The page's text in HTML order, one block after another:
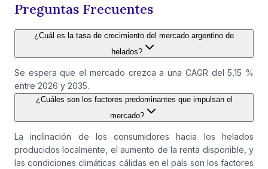
Preguntas Frecuentes
¿Cuál es la tasa de crecimiento del mercado argentino de
helados?
Se espera que el mercado crezca a una CAGR del 5,15 %
entre 2026 y 2035.
¿Cuáles son los factores predominantes que impulsan el
mercado?
La inclinación de los consumidores hacia los helados
producidos localmente, el aumento de la renta disponible, y
las condiciones climáticas cálidas en el país son los factores